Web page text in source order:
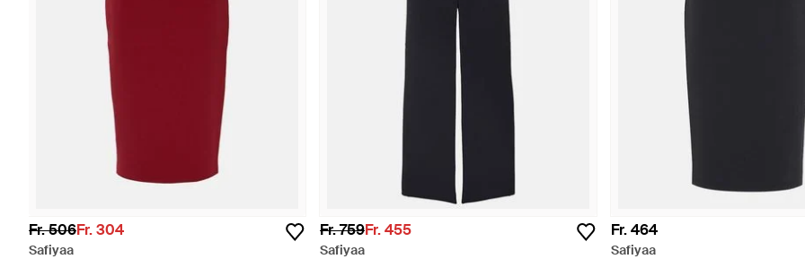
Fr. 506Fr. 304
Safiyaa
Fr. 759Fr. 455
Safiyaa
Fr. 464
Safiyaa